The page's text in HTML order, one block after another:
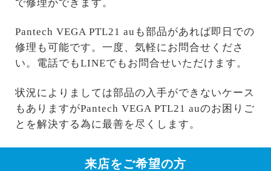
で修理ができます。
Pantech VEGA PTL21 auも部品があれば即日での
修理も可能です。一度、気軽にお問合せくださ
い。電話でもLINEでもお問合せいただけます。
状況によりましては部品の入手ができないケース
もありますがPantech VEGA PTL21 auのお困りご
とを解決する為に最善を尽くします。
来店をご希望の方